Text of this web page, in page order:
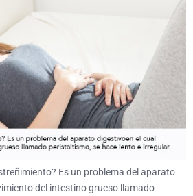
Es un problema del aparato
del intestino grueso llamado